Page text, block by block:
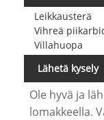
Leikkausterä
Vihreä
Villahuopa
Lähetä kysely
Ole hyvä ja
lomakkeella.